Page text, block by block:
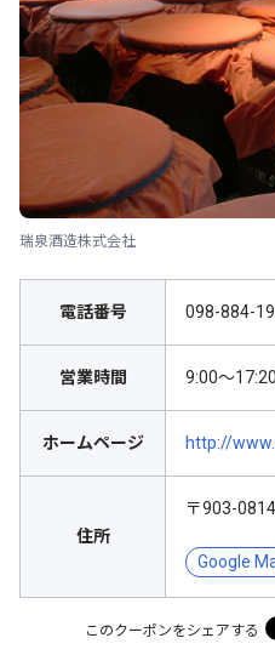
瑞泉酒造株式会社
電話番号 098-884-
営業時間 9:00～17:20
ホームページ http://
住所
〒903-
Google
このクーポンをシェアする